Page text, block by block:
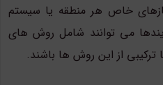
خاص هر منطقه یا سیستم
می توانند شامل روش های
ترکیبی از این روش ها باشند.